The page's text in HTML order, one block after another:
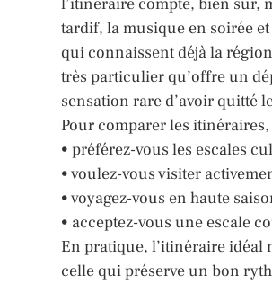
tardif, la musique en soirée
qui connaissent déjà la
très particulier qu’offre un
sensation rare d’avoir quitté
Pour comparer les
• préférez-vous les escales
• voulez-vous visiter
• voyagez-vous en haute
• acceptez-vous une escale
En pratique, l’itinéraire idéal
celle qui préserve un bon